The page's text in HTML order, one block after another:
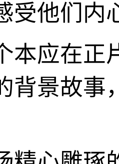
受他们内
本应在正
背景故事